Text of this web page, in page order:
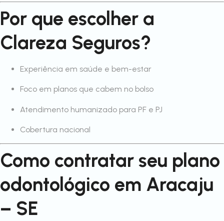
Por que escolher a
Clareza Seguros?
Experiência em saúde e bem-estar
Foco em planos que cabem no bolso
Atendimento humanizado para PF e PJ
Cobertura nacional
Como contratar seu plano
odontológico em Aracaju
– SE